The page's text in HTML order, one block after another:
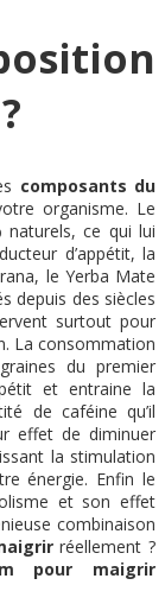
composants du
organisme. Le
ce qui lui
d’appétit, la
le Yerba Mate
depuis des siècles
surtout pour
La consommation
du premier
et entraine la
de caféine qu’il
effet de diminuer
la stimulation
énergie. Enfin le
et son effet
combinaison
réellement ?
pour maigrir